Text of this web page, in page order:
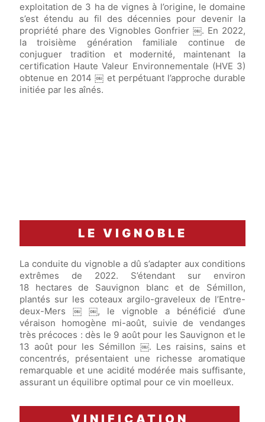
exploitation de 3 ha de vignes à l’origine, le domaine
s’est étendu au fil des décennies pour devenir la
propriété phare des Vignobles Gonfrier ￼. En 2022,
la troisième génération familiale continue de
conjuguer tradition et modernité, maintenant la
certification Haute Valeur Environnementale (HVE 3)
obtenue en 2014 ￼ et perpétuant l’approche durable
initiée par les aînés.
LE VIGNOBLE
La conduite du vignoble a dû s’adapter aux conditions
extrêmes de 2022. S’étendant sur environ
18 hectares de Sauvignon blanc et de Sémillon,
plantés sur les coteaux argilo-graveleux de l’Entre-
deux-Mers ￼ ￼, le vignoble a bénéficié d’une
véraison homogène mi-août, suivie de vendanges
très précoces : dès le 9 août pour les Sauvignon et le
13 août pour les Sémillon ￼. Les raisins, sains et
concentrés, présentaient une richesse aromatique
remarquable et une acidité modérée mais suffisante,
assurant un équilibre optimal pour ce vin moelleux.
VINIFICATION